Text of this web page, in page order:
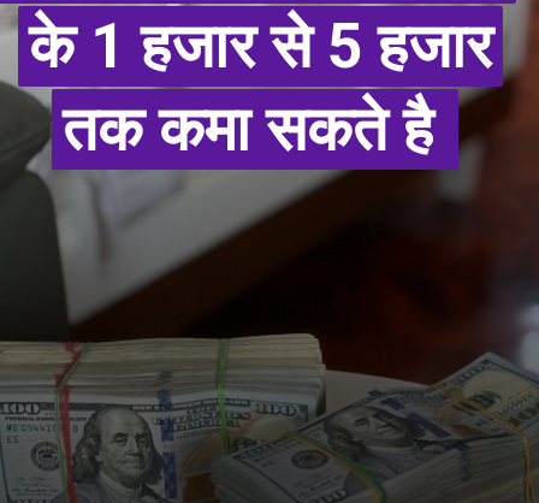
के 1 हजार से 5 हजार
तक कमा सकते है
के 1 हजार से 5 हजार
तक कमा सकते है